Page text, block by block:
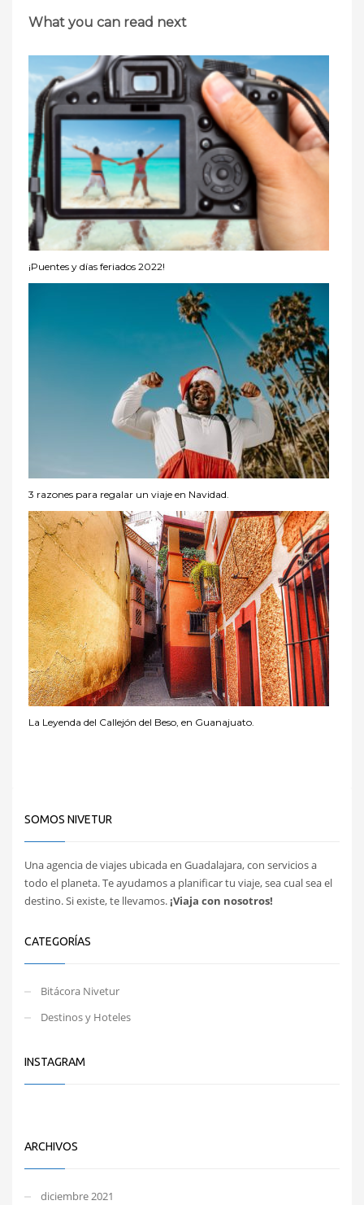
What you can read next
¡Puentes y días feriados 2022!
3 razones para regalar un viaje en Navidad.
La Leyenda del Callejón del Beso, en Guanajuato.
SOMOS NIVETUR
Una agencia de viajes ubicada en Guadalajara, con servicios a
todo el planeta. Te ayudamos a planificar tu viaje, sea cual sea el
destino. Si existe, te llevamos.¡Viaja con nosotros!
CATEGORÍAS
Bitácora Nivetur
Destinos y Hoteles
INSTAGRAM
ARCHIVOS
diciembre 2021